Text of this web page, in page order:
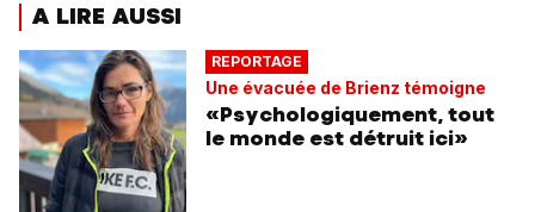
A LIRE AUSSI
REPORTAGE
Une évacuée de Brienz témoigne
«Psychologiquement, tout
le monde est détruit ici»